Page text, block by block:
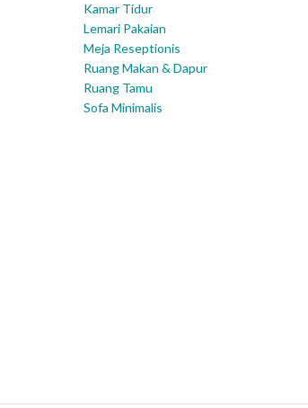
Kamar Tidur
Lemari Pakaian
Meja Reseptionis
Ruang Makan & Dapur
Ruang Tamu
Sofa Minimalis